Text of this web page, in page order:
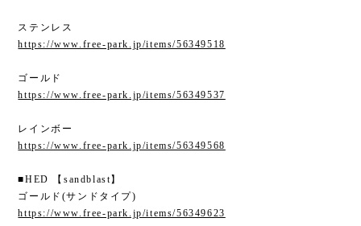
ステンレス
https://www.free-park.jp/items/56349518
ゴールド
https://www.free-park.jp/items/56349537
レインボー
https://www.free-park.jp/items/56349568
■HED 【sandblast】
ゴールド(サンドタイプ)
https://www.free-park.jp/items/56349623